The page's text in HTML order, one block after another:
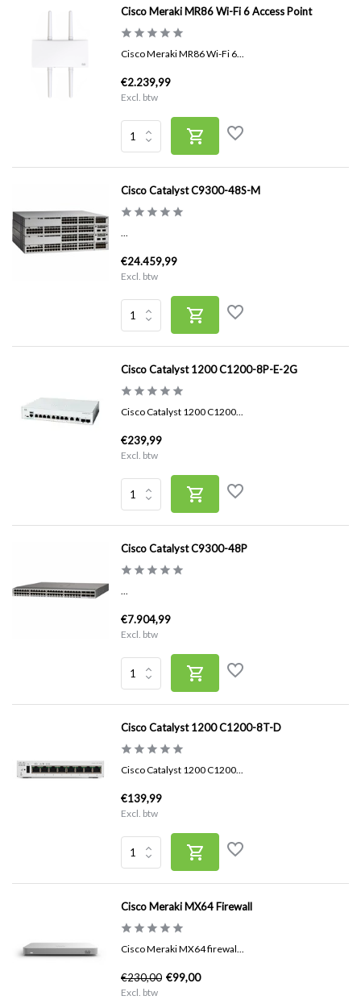
Cisco Meraki MR86 Wi-Fi 6 Access Point
Cisco Meraki MR86 Wi-Fi 6...
€2.239,99
Excl. btw
Cisco Catalyst C9300-48S-M
...
€24.459,99
Excl. btw
Cisco Catalyst 1200 C1200-8P-E-2G
Cisco Catalyst 1200 C1200...
€239,99
Excl. btw
Cisco Catalyst C9300-48P
...
€7.904,99
Excl. btw
Cisco Catalyst 1200 C1200-8T-D
Cisco Catalyst 1200 C1200...
€139,99
Excl. btw
Cisco Meraki MX64 Firewall
Cisco Meraki MX64 firewal...
€230,00 €99,00
Excl. btw